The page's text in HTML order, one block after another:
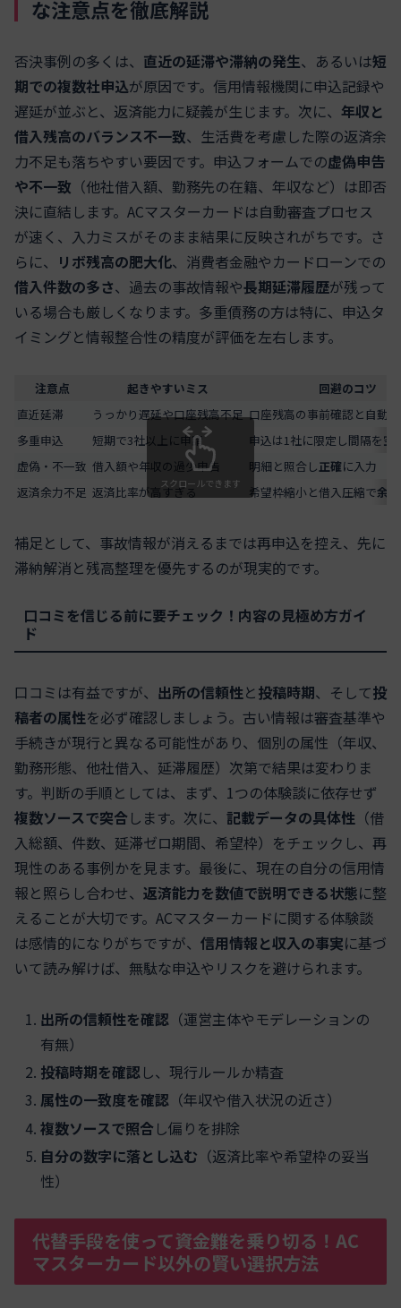
な注意点を徹底解説
否決事例の多くは、 直近の延滞や滞納の発生、あるいは短
期での複数社申込が原因です。信用情報機関に申込記録や
遅延が並ぶと、返済能力に疑義が生じます。次に、 年収と
借入残高のバランス不一致、生活費を考慮した際の返済余
力不足も落ちやすい要因です。申込フォームでの虚偽申告
や不一致 （他社借入額、勤務先の在籍、年収など）は即否
決に直結します。ACマスターカードは自動審査プロセス
が速く、入力ミスがそのまま結果に反映されがちです。さ
らに、
リボ残高の肥大化、消費者金融やカードローンでの
借入件数の多さ、過去の事故情報や長期延滞履歴が残って
いる場合も厳しくなります。多重債務の方は特に、申込タ
イミングと情報整合性の精度が評価を左右します。
注意点 起きやすいミス
回避のコツ
直近延滞
うっかり遅延や口座残高不足 口座残高の事前確認と自動
多重申込
短期で3社以上に申請
申込は1社に限定し間隔を空
虚偽・不一致 借入額や年収の過少申告 明細と照合し正確に入力
返済余力不足 返済比率が高すぎる 希望枠縮小と借入圧縮で余力
スクロールできます
補足として、事故情報が消えるまでは再申込を控え、先に
滞納解消と残高整理を優先するのが現実的です。
口コミを信じる前に要チェック！内容の見極め方ガイ
ド
口コミは有益ですが、 出所の信頼性と投稿時期、そして投
稿者の属性を必ず確認しましょう。古い情報は審査基準や
手続きが現行と異なる可能性があり、個別の属性（年収、
勤務形態、他社借入、延滞履歴）次第で結果は変わりま
す。判断の手順としては、まず、1つの体験談に依存せず
複数ソースで突合 します。次に、 記載データの具体性 （借
入総額、件数、延滞ゼロ期間、希望枠）をチェックし、再
現性のある事例かを見ます。最後に、現在の自分の信用情
報と照らし合わせ、 返済能力を数値で説明できる状態に整
えることが大切です。ACマスターカードに関する体験談
は感情的になりがちですが、 信用情報と収入の事実に基づ
いて読み解けば、無駄な申込やリスクを避けられます。
出所の信頼性を確認 （運営主体やモデレーションの
有無）
投稿時期を確認し、現行ルールか精査
属性の一致度を確認 （年収や借入状況の近さ）
複数ソースで照合 し偏りを排除
自分の数字に落とし込む （返済比率や希望枠の妥当
性）
代替手段を使って資金難を乗り切る！AC
マスターカード以外の賢い選択方法